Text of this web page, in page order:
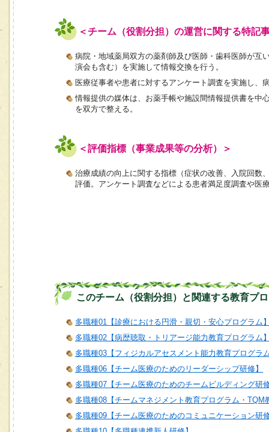
＜チーム（役割分担）の運営に関する特記
病院・地域薬局双方の薬剤師及び医師・歯科医師が互
演会も含む）を実施して情報交換を行う。
医療従事者や患者に対するアンケート調査を実施し、
情報提供の媒体は、お薬手帳や施設間情報提供書を中
を双方で整える。
＜評価指標（事業成果等の分析）＞
治療成績の向上に関する指標（症状の改善、入院回数
評価。アンケート調査などによる患者満足度調査や医
このチーム（役割分担）と関連する教育プ
多職種01【診療における円滑・親切・安心プログラム
多職種02【病歴聴取・トリアージ能力教育プログラム
多職種03【フィジカルアセスメント能力教育プログラ
多職種06【チーム医療のためのリーダーシップ研修】
多職種07【チーム医療のためのチームビルディング研
多職種08【チームマネジメント教育プログラム・TQM
多職種09【チーム医療のためのコミュニケーション研